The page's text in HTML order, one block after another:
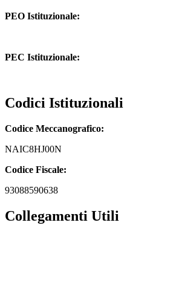
PEO Istituzionale:
PEC Istituzionale:
Codici Istituzionali
Codice Meccanografico:
NAIC8HJ00N
Codice Fiscale:
93088590638
Collegamenti Utili